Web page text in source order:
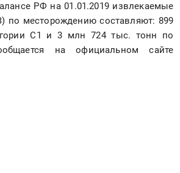
РФ на 01.01.2019 извлекаемые
по месторождению составляют: 899
С1 и 3 млн 724 тыс. тонн по
на официальном сайте